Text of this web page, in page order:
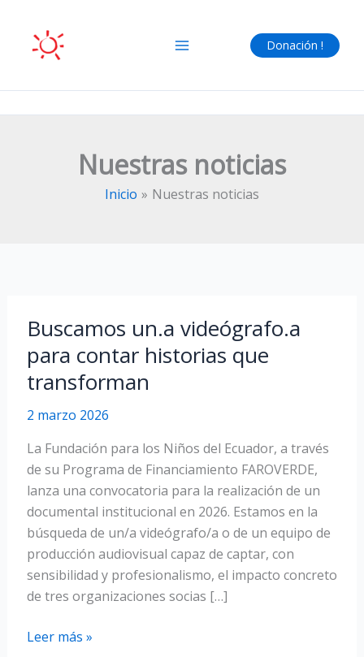
contenido
Donación !
Nuestras noticias
Inicio Nuestras noticias
Buscamos un.a videógrafo.a
para contar historias que
transforman
2 marzo 2026
La Fundación para los Niños del Ecuador, a través
de su Programa de Financiamiento FAROVERDE,
lanza una convocatoria para la realización de un
documental institucional en 2026. Estamos en la
búsqueda de un/a videógrafo/a o de un equipo de
producción audiovisual capaz de captar, con
sensibilidad y profesionalismo, el impacto concreto
de tres organizaciones socias […]
Buscamos
Leer más »